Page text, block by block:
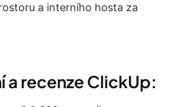
a interního hosta za
a recenze ClickUp: